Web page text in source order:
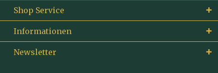
Shop Service
Informationen
Newsletter